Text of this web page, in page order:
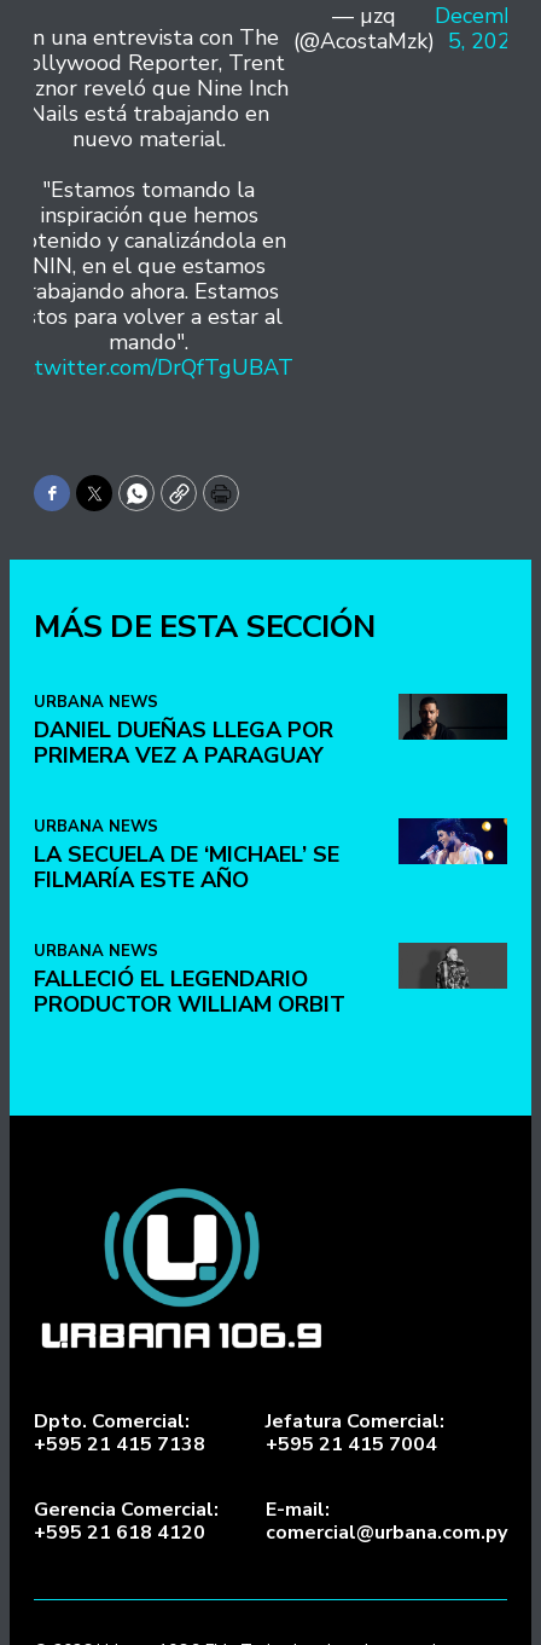
En una entrevista con The
Hollywood Reporter, Trent
Reznor reveló que Nine Inch
Nails está trabajando en
nuevo material.
"Estamos tomando la
inspiración que hemos
obtenido y canalizándola en
NIN, en el que estamos
trabajando ahora. Estamos
listos para volver a estar al
mando".
pic.twitter.com/DrQfTgUBAT
— µzq
(@AcostaMzk)
December
5, 2024
Facebook
TwitterWhatsApp
CopyPrint
MÁS DE ESTA SECCIÓN
URBANA NEWS
DANIEL DUEÑAS LLEGA POR
PRIMERA VEZ A PARAGUAY
URBANA NEWS
LA SECUELA DE ‘MICHAEL’ SE
FILMARÍA ESTE AÑO
URBANA NEWS
FALLECIÓ EL LEGENDARIO
PRODUCTOR WILLIAM ORBIT
Dpto. Comercial:
+595 21 415 7138
Jefatura Comercial:
+595 21 415 7004
Gerencia Comercial:
+595 21 618 4120
E-mail:
comercial@urbana.com.py